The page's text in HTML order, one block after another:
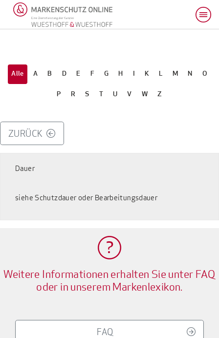
Alle A B D E F G H I K L M N O
P R S T U V W Z
ZURÜCK
Dauer
siehe Schutzdauer oder Bearbeitungsdauer
Weitere Informationen erhalten Sie unter FAQ
oder in unserem Markenlexikon.
FAQ